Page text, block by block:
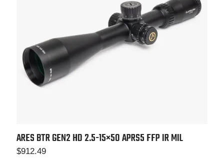
ARES BTR GEN2 HD 2.5-15×50 APRS5 FFP IR MIL
$912.49